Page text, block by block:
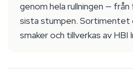
genom hela rullningen —
sista stumpen.
smaker och tillverkas av HBI